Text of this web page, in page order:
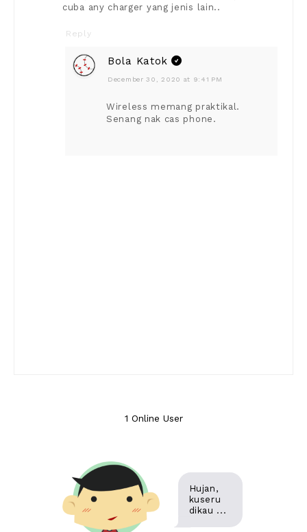
cuba any charger yang jenis lain..
Reply
Bola Katok
December 30, 2020 at 9:41 PM
Wireless memang praktikal.
Senang nak cas phone.
1 Online User
Hujan,
kuseru
dikau ...